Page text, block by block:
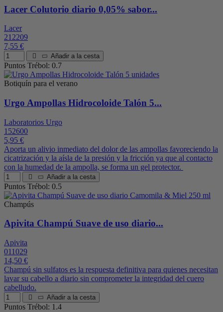
Lacer Colutorio diario 0,05% sabor...
Lacer
212209
7,55 €
Añadir a la cesta
Puntos Trébol: 0.7
Botiquín para el verano
Urgo Ampollas Hidrocoloide Talón 5...
Laboratorios Urgo
152600
5,95 €
Aporta un alivio inmediato del dolor de las ampollas favoreciendo la
cicatrización y la aísla de la presión y la fricción ya que al contacto
con la humedad de la ampolla, se forma un gel protector.
Añadir a la cesta
Puntos Trébol: 0.5
Champús
Apivita Champú Suave de uso diario...
Apivita
011029
14,50 €
Champú sin sulfatos es la respuesta definitiva para quienes necesitan
lavar su cabello a diario sin comprometer la integridad del cuero
cabelludo.
Añadir a la cesta
Puntos Trébol: 1.4